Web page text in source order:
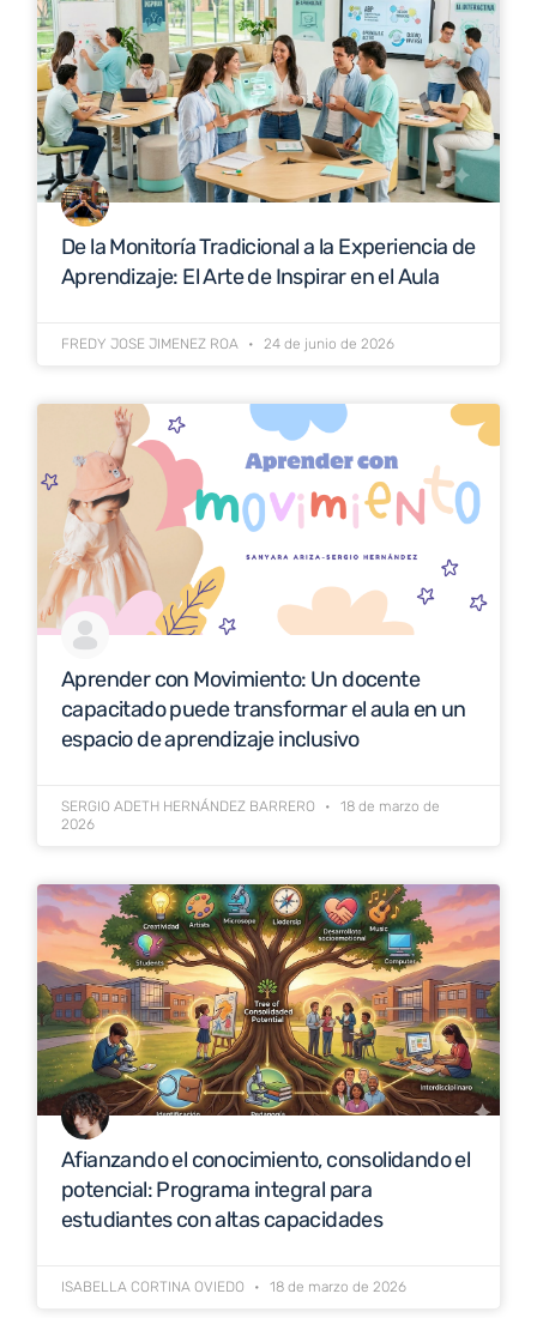
De la Monitoría Tradicional a la Experiencia de
Aprendizaje: El Arte de Inspirar en el Aula
FREDY JOSE JIMENEZ ROA 24 de junio de 2026
Aprender con Movimiento: Un docente
capacitado puede transformar el aula en un
espacio de aprendizaje inclusivo
SERGIO ADETH HERNÁNDEZ BARRERO
18 de marzo de
2026
Afianzando el conocimiento, consolidando el
potencial: Programa integral para
estudiantes con altas capacidades
ISABELLA CORTINA OVIEDO 18 de marzo de 2026